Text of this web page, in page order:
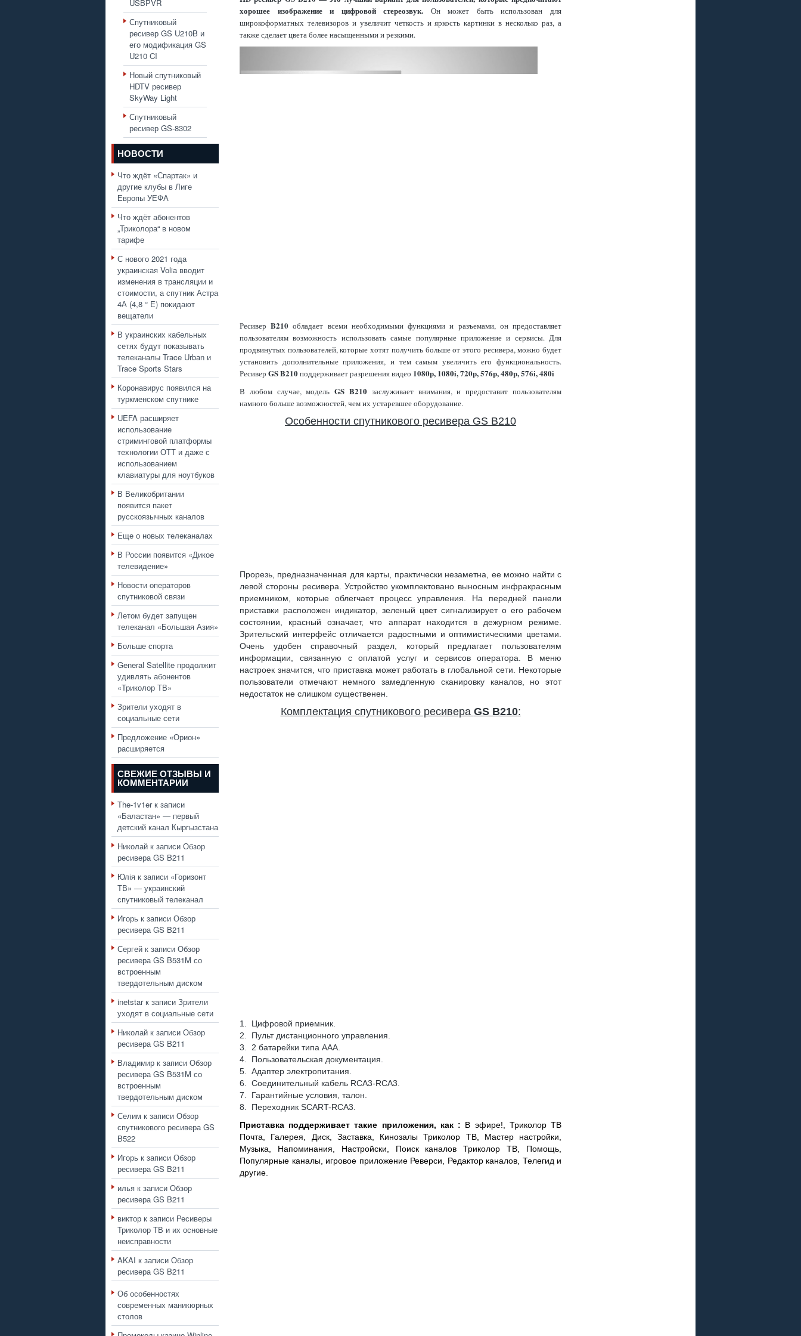
USBPVR
Спутниковый
ресивер GS U210B и
его модификация GS
U210 CI
Новый спутниковый
HDTV ресивер
SkyWay Light
Спутниковый
ресивер GS-8302
НОВОСТИ
Что ждёт «Спартак» и
другие клубы в Лиге
Европы УЕФА
Что ждёт абонентов
„Триколора“ в новом
тарифе
С нового 2021 года
украинская Volia вводит
изменения в трансляции и
стоимости, а спутник Астра
4А (4,8 ° E) покидают
вещатели
В украинских кабельных
сетях будут показывать
телеканалы Trace Urban и
Trace Sports Stars
Коронавирус появился на
туркменском спутнике
UEFA расширяет
использование
стриминговой платформы
технологии ОТТ и даже с
использованием
клавиатуры для ноутбуков
В Великобритании
появится пакет
русскоязычных каналов
Еще о новых телеканалах
В России появится «Дикое
телевидение»
Новости операторов
спутниковой связи
Летом будет запущен
телеканал «Большая Азия»
Больше спорта
General Satellite продолжит
удивлять абонентов
«Триколор ТВ»
Зрители уходят в
социальные сети
Предложение «Орион»
расширяется
СВЕЖИЕ ОТЗЫВЫ И
КОММЕНТАРИИ
The-1v1erк записи
«Баластан» — первый
детский канал Кыргызстана
Николай к записи Обзор
ресивера GS B211
Юлія к записи «Горизонт
ТВ» — украинский
спутниковый телеканал
Игорь к записи Обзор
ресивера GS B211
Сергей к записи Обзор
ресивера GS B531M со
встроенным
твердотельным диском
inetstarк записи Зрители
уходят в социальные сети
Николай к записи Обзор
ресивера GS B211
Владимир к записи Обзор
ресивера GS B531M со
встроенным
твердотельным диском
Селим к записи Обзор
спутникового ресивера GS
B522
Игорь к записи Обзор
ресивера GS B211
илья к записи Обзор
ресивера GS B211
виктор к записи Ресиверы
Триколор ТВ и их основные
неисправности
AKAI к записи Обзор
ресивера GS B211
Об особенностях
современных маникюрных
столов
хорошее изображение и цифровой стереозвук. Он может быть использован для
широкоформатных телевизоров и увеличит четкость и яркость картинки в несколько раз, а
также сделает цвета более насыщенными и резкими.
РесиверB210 обладает всеми необходимыми функциями и разъемами, он предоставляет
пользователям возможность использовать самые популярные приложение и сервисы. Для
продвинутых пользователей, которые хотят получить больше от этого ресивера, можно будет
установить дополнительные приложения, и тем самым увеличить его функциональность.
Ресивер GS B210поддерживает разрешения видео 1080p, 1080i, 720p, 576p, 480p, 576i, 480i
В любом случае, модельGS B210 заслуживает внимания, и предоставит пользователям
намного больше возможностей, чем их устаревшее оборудование.
Особенности спутникового ресивера GS B210
Прорезь, предназначенная для карты, практически незаметна, ее можно найти с
левой стороны ресивера. Устройство укомплектовано выносным инфракрасным
приемником, которые облегчает процесс управления. На передней панели
приставки расположен индикатор, зеленый цвет сигнализирует о его рабочем
состоянии, красный означает, что аппарат находится в дежурном режиме.
Зрительский интерфейс отличается радостными и оптимистическими цветами.
Очень удобен справочный раздел, который предлагает пользователям
информации, связанную с оплатой услуг и сервисов оператора. В меню
настроек значится, что приставка может работать в глобальной сети. Некоторые
пользователи отмечают немного замедленную сканировку каналов, но этот
недостаток не слишком существенен.
Комплектация спутникового ресивера GS B210:
1. Цифровой приемник.
2. Пульт дистанционного управления.
3. 2 батарейки типа ААА.
4. Пользовательская документация.
5. Адаптер электропитания.
6. Соединительный кабель RCA3-RCA3.
7. Гарантийные условия, талон.
8. Переходник SCART-RCA3.
Приставка поддерживает такие приложения, как : В эфире!, Триколор ТВ
Почта, Галерея, Диск, Заставка, Кинозалы Триколор ТВ, Мастер настройки,
Музыка, Напоминания, Настройски, Поиск каналов Триколор ТВ, Помощь,
Популярные каналы, игровое приложение Реверси, Редактор каналов, Телегид и
другие.